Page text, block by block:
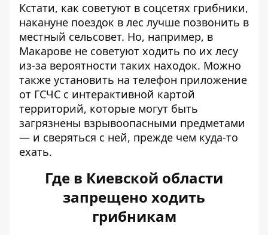
Кстати, как советуют в соцсетях грибники,
накануне поездок в лес лучше позвонить в
местный сельсовет. Но, например, в
Макарове не советуют ходить по их лесу
из-за вероятности таких находок. Можно
также установить на телефон приложение
от ГСЧС с интерактивной картой
территорий, которые могут быть
загрязнены взрывоопасными предметами
— и сверяться с ней, прежде чем куда-то
ехать.
Где в Киевской области
запрещено ходить
грибникам